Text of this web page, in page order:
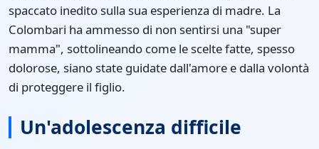
spaccato inedito sulla sua esperienza di madre. La
Colombari ha ammesso di non sentirsi una "super
mamma", sottolineando come le scelte fatte, spesso
dolorose, siano state guidate dall'amore e dalla volontà
di proteggere il figlio.
Un'adolescenza difficile